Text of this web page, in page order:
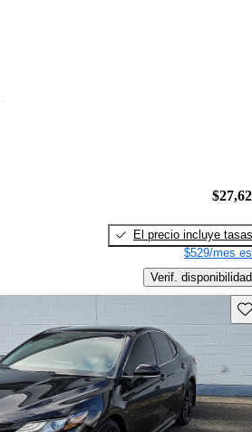
El precio incluye tasas
$529/mes
Verif. disponibilidad